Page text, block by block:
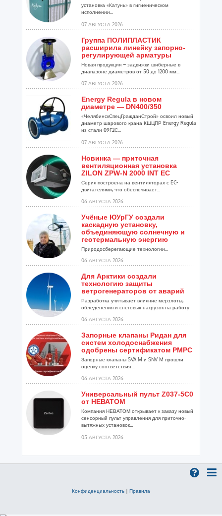
установка «Катунь» в гигиеническом
исполнении...
07 АВГУСТА 2026
Группа ПОЛИПЛАСТИК
расширила линейку запорно-
регулирующей арматуры
Новая продукция – задвижки шиберные в
диапазоне диаметров от 50 до 1200 мм...
07 АВГУСТА 2026
Energy Regula в новом
диаметре — DN400/350
«ЧелябинскСпецГражданСтрой» освоил новый
диаметр шарового крана КШЦПР Energy Regula
из стали 09Г2С...
07 АВГУСТА 2026
Новинка — приточная
вентиляционная установка
ZILON ZPW-N 2000 INT EC
Серия построена на вентиляторах с EC-
двигателями, что обеспечивает...
06 АВГУСТА 2026
Учёные ЮУрГУ создали
каскадную установку,
объединяющую солнечную и
геотермальную энергию
Природосберегающие технологии...
06 АВГУСТА 2026
Для Арктики создали
технологию защиты
ветрогенераторов от аварий
Разработка учитывает влияние мерзлоты,
обледенения и снеговых нагрузок на работу
06 АВГУСТА 2026
Запорные клапаны Ридан для
систем холодоснабжения
одобрены сертификатом РМРС
Запорные клапаны SVA M и SNV M прошли
оценку соответствия ...
06 АВГУСТА 2026
Универсальный пульт Z037-5C0
от НЕВАТОМ
Компания НЕВАТОМ открывает к заказу новый
сенсорный пульт управления для приточно-
вытяжных установок...
05 АВГУСТА 2026
расширения ...
Конфиденциальность | Правила